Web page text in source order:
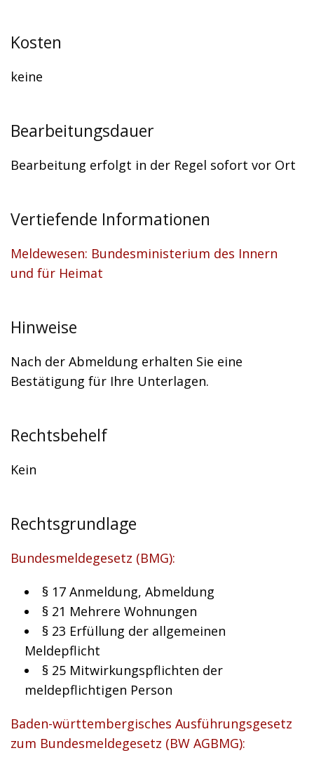
Kosten
keine
Bearbeitungsdauer
Bearbeitung erfolgt in der Regel sofort vor Ort
Vertiefende Informationen
Meldewesen: Bundesministerium des Innern
und für Heimat
Hinweise
Nach der Abmeldung erhalten Sie eine
Bestätigung für Ihre Unterlagen.
Rechtsbehelf
Kein
Rechtsgrundlage
Bundesmeldegesetz (BMG):
§ 17 Anmeldung, Abmeldung
§ 21 Mehrere Wohnungen
§ 23 Erfüllung der allgemeinen
Meldepflicht
§ 25 Mitwirkungspflichten der
meldepflichtigen Person
Baden-württembergisches Ausführungsgesetz
zum Bundesmeldegesetz (BW AGBMG):